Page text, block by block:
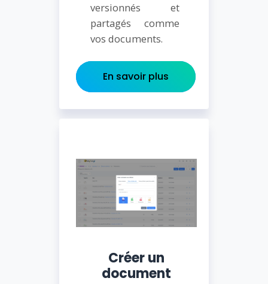
versionnés et
partagés comme
vos documents.
En savoir plus
Créer un
document